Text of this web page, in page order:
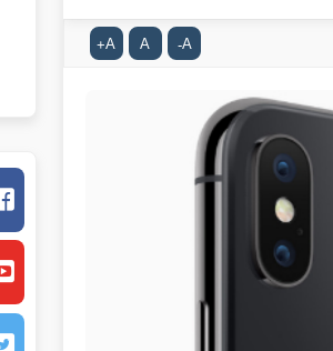
A
-
A
A
+